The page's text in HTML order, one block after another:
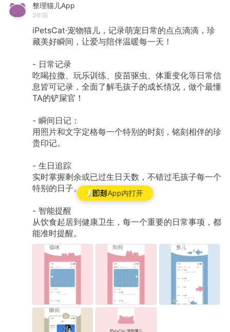
App内打开
整理猫儿App
2年前
iPetsCat·宠物猫儿，记录萌宠日常的点点滴滴，珍
藏美好瞬间，让爱与陪伴温暖每一天！
- 日常记录
吃喝拉撒、玩乐训练、疫苗驱虫、体重变化等日常信
息皆可记录，全面了解毛孩子的成长情况，做个最懂
TA的铲屎官！
- 瞬间日记：
用照片和文字定格每一个特别的时刻，铭刻相伴的珍
贵印记。
- 生日追踪
实时掌握剩余或已过生日天数，不错过毛孩子每一个
特别的日子。
- 智能提醒
从饮食起居到健康卫生，每一个重要的日常事项，都
能准时提醒。